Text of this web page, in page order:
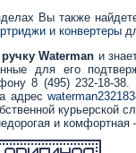
Вы также
и конвертеры
Waterman и
для его
8 (495) 232-18-
адрес
курьерской
и комфортная